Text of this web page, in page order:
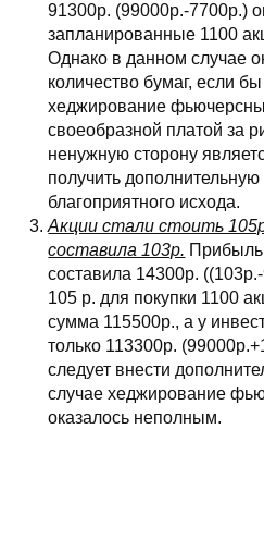
91300р. (99000р.-7700р.)
запланированные 1100
Однако в данном случае
количество бумаг, если
хеджирование
своеобразной платой за
ненужную сторону
получить
благоприятного исхода.
Акции стали стоить
составила 103р.
составила 14300р.
105 р. для покупки 1100
сумма 115500р., а у
только 113300р.
следует внести
случае хеджирование
оказалось неполным.